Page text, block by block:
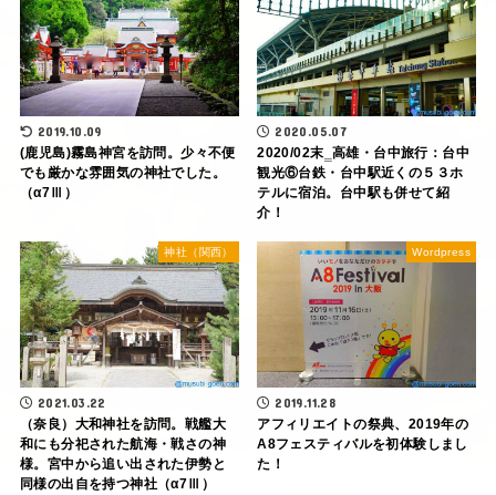
2019.10.09
(鹿児島)霧島神宮を訪問。少々不便
でも厳かな雰囲気の神社でした。
（α7Ⅲ）
2020.05.07
2020/02末‗高雄・台中旅行：台中
観光⑥台鉄・台中駅近くの５３ホ
テルに宿泊。台中駅も併せて紹
介！
神社（関西）
2021.03.22
（奈良）大和神社を訪問。戦艦大
和にも分祀された航海・戦さの神
様。宮中から追い出された伊勢と
同様の出自を持つ神社（α7Ⅲ）
Wordpress
2019.11.28
アフィリエイトの祭典、2019年の
A8フェスティバルを初体験しまし
た！